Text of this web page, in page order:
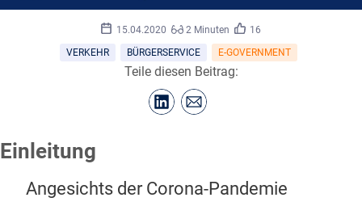
15.04.2020 2 Minuten
16
VERKEHR
BÜRGERSERVICE E-GOVERNMENT
Teile diesen Beitrag:
Einleitung
Angesichts der Corona-Pandemie